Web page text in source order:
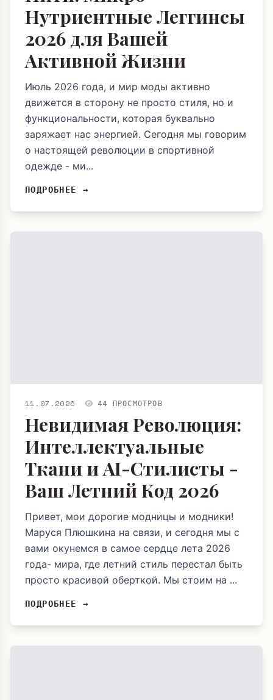
Нутриентные Леггинсы
2026 для Вашей
Активной Жизни
Июль 2026 года, и мир моды активно
движется в сторону не просто стиля, но и
функциональности, которая буквально
заряжает нас энергией. Сегодня мы говорим
о настоящей революции в спортивной
одежде - ми...
ПОДРОБНЕЕ →
11.07.2026 44 ПРОСМОТРОВ
Невидимая Революция:
Интеллектуальные
Ткани и AI-Стилисты -
Ваш Летний Код 2026
Привет, мои дорогие модницы и модники!
Маруся Плюшкина на связи, и сегодня мы с
вами окунемся в самое сердце лета 2026
года- мира, где летний стиль перестал быть
просто красивой оберткой. Мы стоим на ...
ПОДРОБНЕЕ →